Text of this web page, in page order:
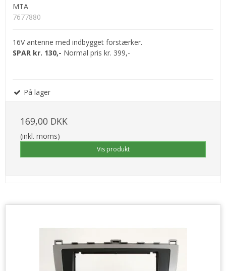
MTA
7677880
16V antenne med indbygget forstærker.
SPAR kr. 130,- Normal pris kr. 399,-
På lager
169,00 DKK
(inkl. moms)
Vis produkt